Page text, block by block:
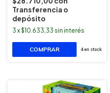
Transferencia o
depósito
3 x$10.633,33 sin interés
4en stock